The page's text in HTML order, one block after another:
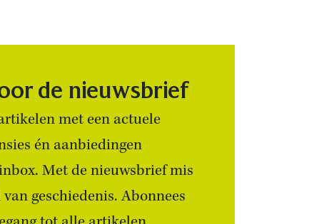
de nieuwsbrief
met een actuele
én aanbiedingen
Met de nieuwsbrief mis
geschiedenis. Abonnees